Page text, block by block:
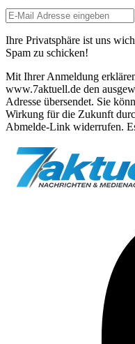
Ihre Privatsphäre ist uns
Spam zu schicken!
Mit Ihrer Anmeldung
www.7aktuell.de den
Adresse übersendet. Sie
Wirkung für die Zukunft
Abmelde-Link widerrufen.